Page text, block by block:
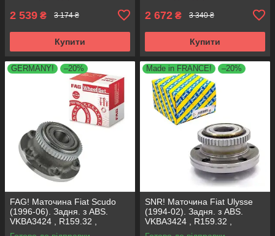
2 539 ₴ 3 174 ₴
Купити
2 672 ₴ 3 340 ₴
Купити
GERMANY! –20%
FAG! Маточина Fiat Scudo
(1996-06). Задня. з ABS.
VKBA3424 , R159.32 ,
713630570 Німеччина!
Made in FRANCE! –20%
SNR! Маточина Fiat Ulysse
(1994-02). Задня. з ABS.
VKBA3424 , R159.32 ,
713630570 Франція!